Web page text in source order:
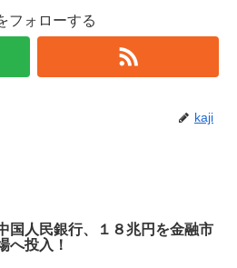
フォローする
kaji
国人民銀行、１８兆円を金融市
へ投入！